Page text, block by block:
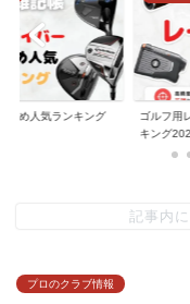
すめ人気ランキング
ゴルフ用
キング
記事内
プロのクラブ情報